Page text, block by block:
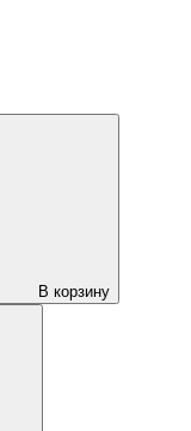
В корзину